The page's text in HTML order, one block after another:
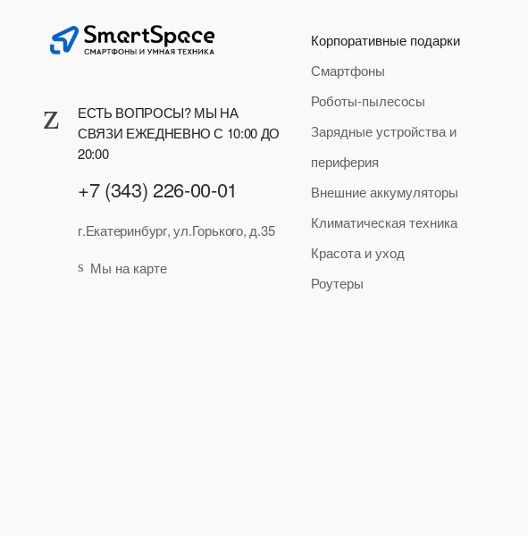
ЕСТЬ ВОПРОСЫ? МЫ НА
СВЯЗИ ЕЖЕДНЕВНО С 10:00 ДО
20:00
+7 (343) 226-00-01
г.Екатеринбург, ул.Горького, д.35
Мы на карте
Корпоративные подарки
Смартфоны
Роботы-пылесосы
Зарядные устройства и
периферия
Внешние аккумуляторы
Климатическая техника
Красота и уход
Роутеры